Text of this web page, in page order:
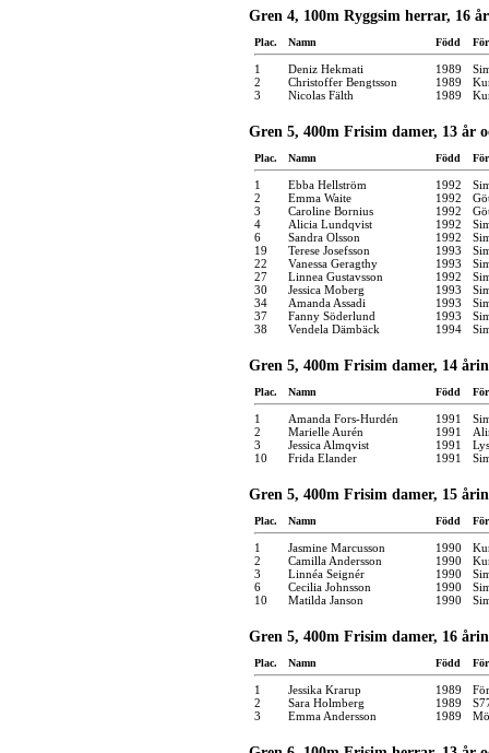
Gren 4, 100m Ryggsim herrar, 16
Plac. Namn Född
1 Deniz Hekmati 1989
2
Christoffer Bengtsson 1989
3
Nicolas Fälth 1989
Gren 5, 400m Frisim damer, 13 år
Plac. Namn Född
1 Ebba Hellström 1992
2
Emma Waite 1992
3
Caroline Bornius 1992
4
Alicia Lundqvist 1992
6
Sandra Olsson 1992
19
Terese Josefsson 1993
22
Vanessa Geragthy 1993
27
Linnea Gustavsson 1992
30
Jessica Moberg 1993
34
Amanda Assadi 1993
37
Fanny Söderlund 1993
38
Vendela Dämbäck 1994
Gren 5, 400m Frisim damer, 14
Plac. Namn Född
1 Amanda Fors-Hurdén 1991
2
Marielle Aurén 1991
3
Jessica Almqvist 1991
10
Frida Elander 1991
Gren 5, 400m Frisim damer, 15
Plac. Namn Född
1 Jasmine Marcusson 1990
2
Camilla Andersson 1990
3
Linnéa Seignér 1990
6
Cecilia Johnsson 1990
10
Matilda Janson 1990
Gren 5, 400m Frisim damer, 16
Plac. Namn Född
1 Jessika Krarup 1989
2
Sara Holmberg 1989
3
Emma Andersson 1989